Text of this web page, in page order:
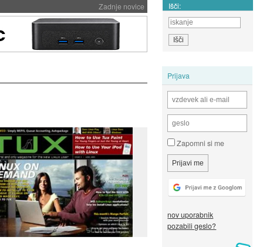
Zadnje novice Išči:
Prijava
Zapomni si me
nov uporabnik
pozabili geslo?